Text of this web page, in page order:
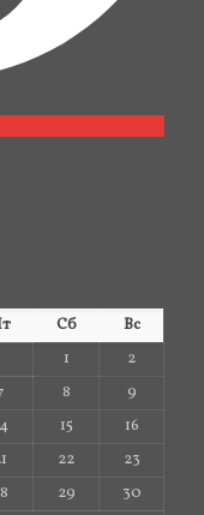
Сб
Вс
1
2
8
9
15
16
22
23
29
30